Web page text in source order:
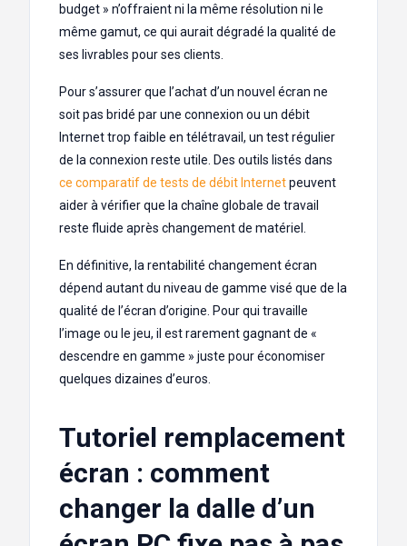
budget » n’offraient ni la même résolution ni le
même gamut, ce qui aurait dégradé la qualité de
ses livrables pour ses clients.
Pour s’assurer que l’achat d’un nouvel écran ne
soit pas bridé par une connexion ou un débit
Internet trop faible en télétravail, un test régulier
de la connexion reste utile. Des outils listés dans
ce comparatif de tests de débit Internetpeuvent
aider à vérifier que la chaîne globale de travail
reste fluide après changement de matériel.
En définitive, la rentabilité changement écran
dépend autant du niveau de gamme visé que de la
qualité de l’écran d’origine. Pour qui travaille
l’image ou le jeu, il est rarement gagnant de «
descendre en gamme » juste pour économiser
quelques dizaines d’euros.
Tutoriel remplacement
écran : comment
changer la dalle d’un